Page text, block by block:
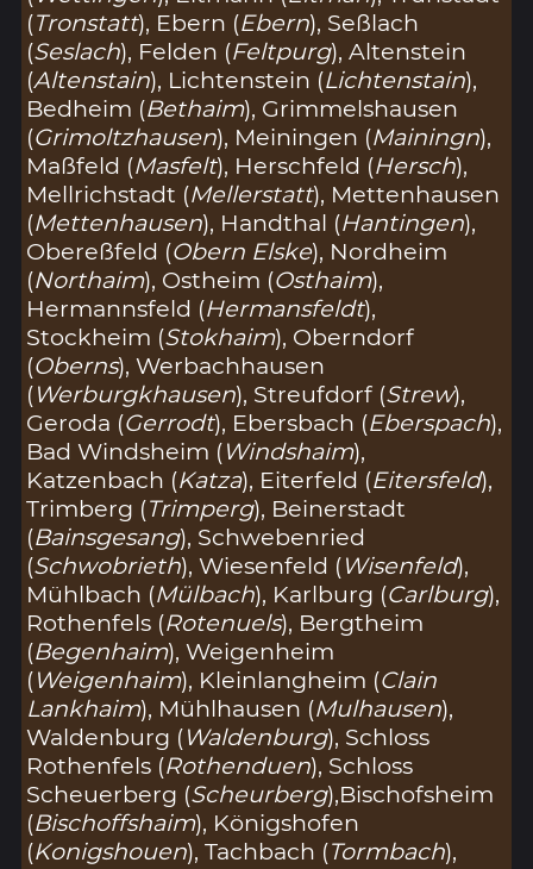
(Tronstatt), Ebern (Ebern), Seßlach
(Seslach), Felden (Feltpurg), Altenstein
(Altenstain), Lichtenstein (Lichtenstain),
Bedheim (Bethaim), Grimmelshausen
(Grimoltzhausen), Meiningen (Mainingn),
Maßfeld (Masfelt), Herschfeld (Hersch),
Mellrichstadt (Mellerstatt), Mettenhausen
(Mettenhausen), Handthal (Hantingen),
Obereßfeld (Obern Elske), Nordheim
(Northaim), Ostheim (Osthaim),
Hermannsfeld (Hermansfeldt),
Stockheim (Stokhaim), Oberndorf
(Oberns), Werbachhausen
(Werburgkhausen), Streufdorf (Strew),
Geroda (Gerrodt), Ebersbach (Eberspach),
Bad Windsheim (Windshaim),
Katzenbach (Katza), Eiterfeld (Eitersfeld),
Trimberg (Trimperg), Beinerstadt
(Bainsgesang), Schwebenried
(Schwobrieth), Wiesenfeld (Wisenfeld),
Mühlbach (Mülbach), Karlburg (Carlburg),
Rothenfels (Rotenuels), Bergtheim
(Begenhaim), Weigenheim
(Weigenhaim), Kleinlangheim (Clain
Lankhaim), Mühlhausen (Mulhausen),
Waldenburg (Waldenburg), Schloss
Rothenfels (Rothenduen), Schloss
Scheuerberg (Scheurberg),Bischofsheim
(Bischoffshaim), Königshofen
(Konigshouen), Tachbach (Tormbach),